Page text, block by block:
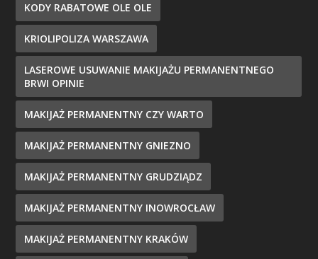
KODY RABATOWE OLE OLE
KRIOLIPOLIZA WARSZAWA
LASEROWE USUWANIE MAKIJAŻU PERMANENTNEGO
BRWI OPINIE
MAKIJAŻ PERMANENTNY CZY WARTO
MAKIJAŻ PERMANENTNY GNIEZNO
MAKIJAŻ PERMANENTNY GRUDZIĄDZ
MAKIJAŻ PERMANENTNY INOWROCŁAW
MAKIJAŻ PERMANENTNY KRAKÓW